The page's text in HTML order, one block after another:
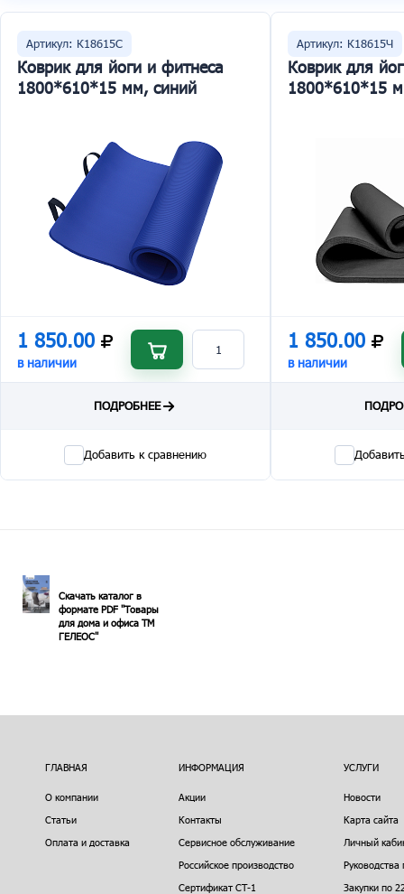
Артикул: К18615С
Коврик для йоги и фитнеса
1800*610*15 мм, синий
1 850.00
в наличии
ПОДРОБНЕЕ
Добавить к сравнению
Артикул: К18615Ч
Коврик для
1800*610*15
1 850.00
в наличии
Скачать каталог в
формате PDF "Товары
для дома и офиса ТМ
ГЕЛЕОС"
ГЛАВНАЯ
О компании
Статьи
Оплата и доставка
ИНФОРМАЦИЯ
Акции
Контакты
Сервисное обслуживание
Российское производство
Сертификат СТ-1
УСЛУГИ
Новости
Карта сайта
Личный
Закупки по